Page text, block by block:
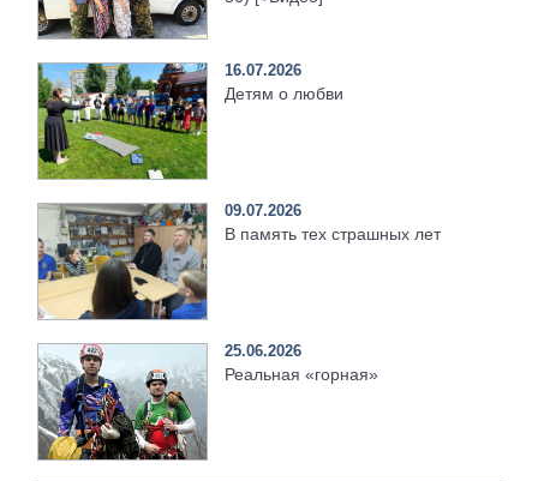
16.07.2026
Детям о любви
09.07.2026
В память тех страшных лет
25.06.2026
Реальная «горная»